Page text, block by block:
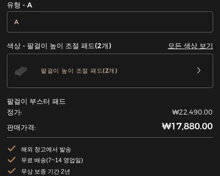
유형 - A
A
색상 - 팔걸이 높이 조절 패드(2개) 모든 색상 보기
팔걸이 높이 조절 패드(2개)
팔걸이 부스터 패드
정가:
₩22,490.00
판매가격:
₩17,880.00
해외 창고에서 발송
무료 배송(7~14 영업일)
무상 보증 기간 2년